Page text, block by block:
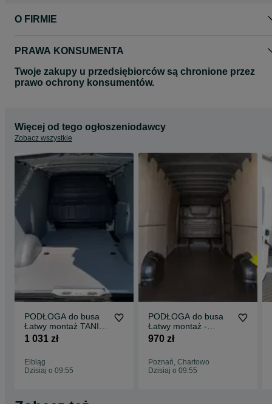
O FIRMIE
PRAWA KONSUMENTA
Twoje zakupy u przedsiębiorców są chronione przez
prawo ochrony konsumentów.
Więcej od tego ogłoszeniodawcy
Zobacz wszystkie
PODŁOGA do busa
Łatwy montaż TANIA
WYSYŁKA -
1 031 zł
Elbląg
Dzisiaj o 09:55
PODŁOGA do busa
Łatwy montaż -
SPRINTER wszystkie
970 zł
Poznań, Chartowo
Dzisiaj o 09:55